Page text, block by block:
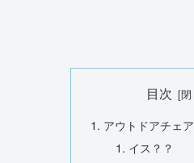
目次
アウトドアチェア
イス？？